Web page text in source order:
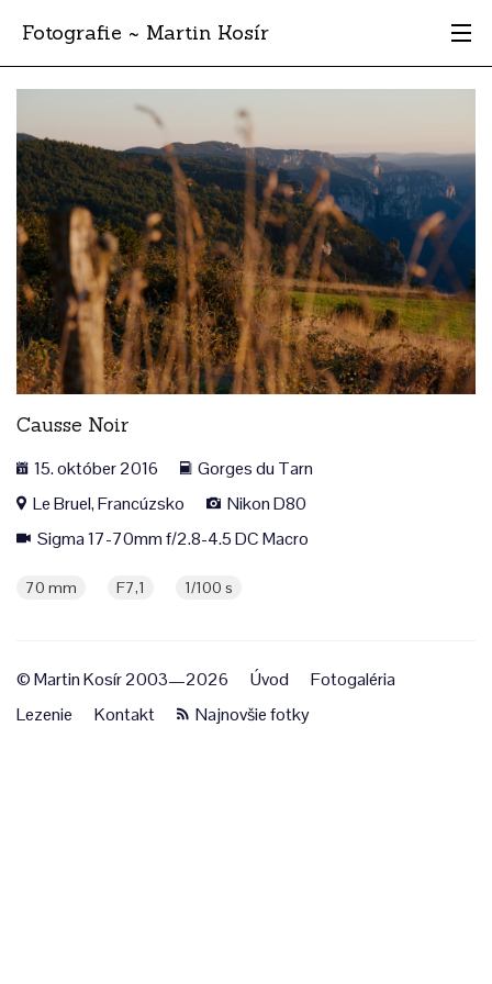
Fotografie ~ Martin Kosír
Moje obľúbené
Albumy
Miesta
Archív
Vyhľadávanie
Causse Noir
15. október 2016
Gorges du Tarn
Le Bruel, Francúzsko
Nikon D80
Sigma 17-70mm f/2.8-4.5 DC Macro
70 mm F7,1 1/100 s
© Martin Kosír 2003—2026 Úvod
Fotogaléria
Lezenie
Kontakt Najnovšie fotky